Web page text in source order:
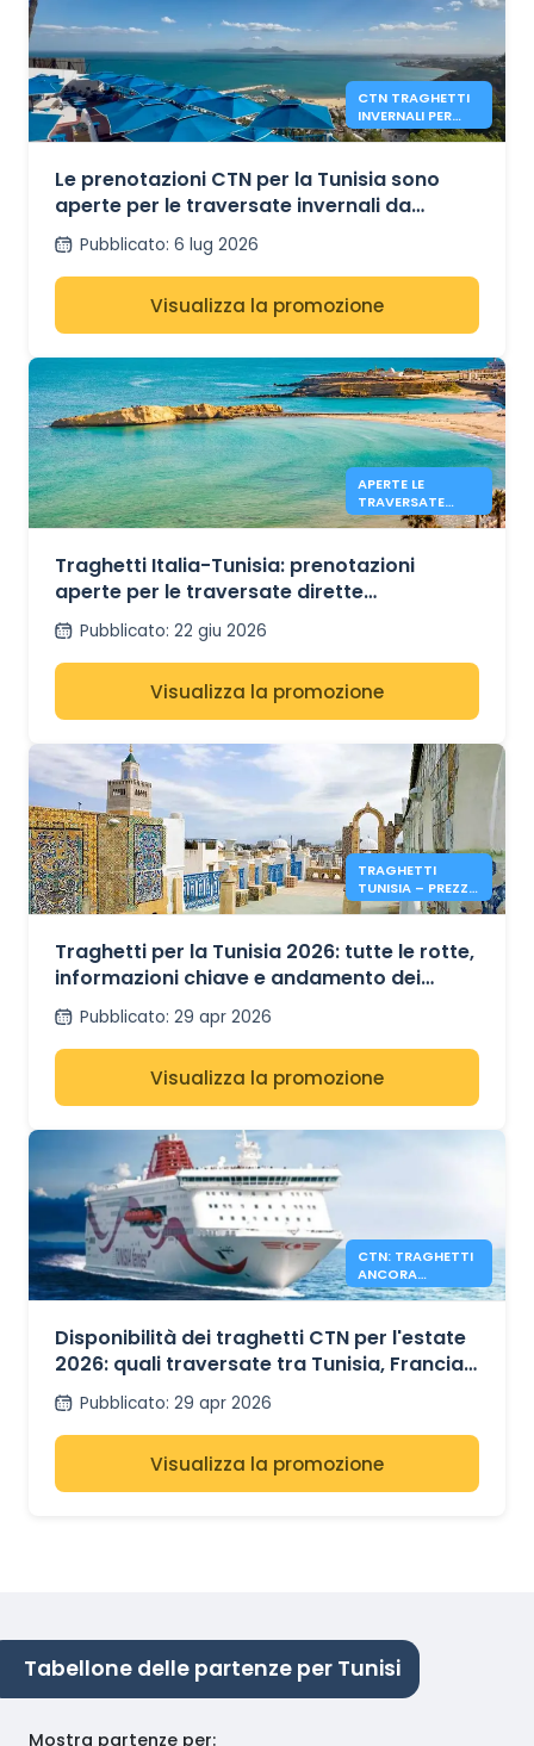
CTN TRAGHETTI
INVERNALI PER
TUNISIA DA
GENOVA
Le prenotazioni CTN per la Tunisia sono
aperte per le traversate invernali da
Marsiglia e Genova
Pubblicato: 6 lug 2026
Visualizza la promozione
APERTE LE
TRAVERSATE
DIRETTE
TUNISI CON GNV
Traghetti Italia-Tunisia: prenotazioni
aperte per le traversate dirette
Civitavecchia-Tunisi con GNV per l'estate
2026Pubblicato: 22 giu 2026
Visualizza la promozione
TRAGHETTI
TUNISIA – PREZZI
& INFO ESTATE
Traghetti per la Tunisia 2026: tutte le rotte,
informazioni chiave e andamento dei
prezzi estivi
Pubblicato: 29 apr 2026
Visualizza la promozione
CTN: TRAGHETTI
ANCORA
DISPONIBILI PER
Disponibilità dei traghetti CTN per l'estate
2026: quali traversate tra Tunisia, Francia
e Italia hanno ancora posti disponibili?
Pubblicato: 29 apr 2026
Visualizza la promozione
Tabellone delle partenze per Tunisi
Mostra partenze per: